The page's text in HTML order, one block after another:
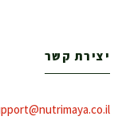
יצירת קשר